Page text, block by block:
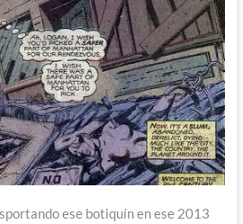
ese botiquín en ese 2013